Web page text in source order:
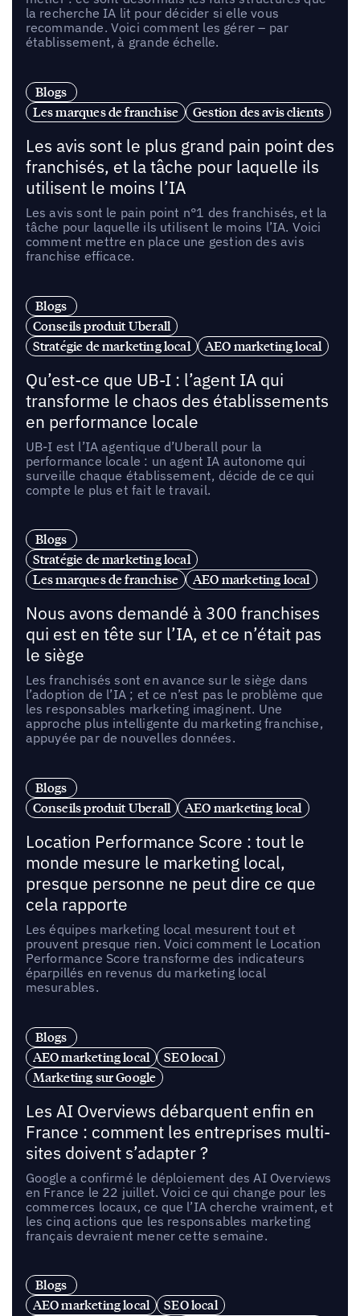
la recherche IA lit pour décider si elle vous
recommande. Voici comment les gérer – par
établissement, à grande échelle.
Blogs
Les marques de franchise
Gestion des avis clients
Les avis sont le plus grand pain point des
franchisés, et la tâche pour laquelle ils
utilisent le moins l’IA
Les avis sont le pain point n°1 des franchisés, et la
tâche pour laquelle ils utilisent le moins l’IA. Voici
comment mettre en place une gestion des avis
franchise efficace.
Blogs
Conseils produit Uberall
Stratégie de marketing local
AEO marketing local
Qu’est-ce que UB-I : l’agent IA qui
transforme le chaos des établissements
en performance locale
UB-I est l’IA agentique d’Uberall pour la
performance locale : un agent IA autonome qui
surveille chaque établissement, décide de ce qui
compte le plus et fait le travail.
Blogs
Stratégie de marketing local
Les marques de franchise
AEO marketing local
Nous avons demandé à 300 franchises
qui est en tête sur l’IA, et ce n’était pas
le siège
Les franchisés sont en avance sur le siège dans
l’adoption de l’IA ; et ce n’est pas le problème que
les responsables marketing imaginent. Une
approche plus intelligente du marketing franchise,
appuyée par de nouvelles données.
Blogs
Conseils produit Uberall
AEO marketing local
Location Performance Score : tout le
monde mesure le marketing local,
presque personne ne peut dire ce que
cela rapporte
Les équipes marketing local mesurent tout et
prouvent presque rien. Voici comment le Location
Performance Score transforme des indicateurs
éparpillés en revenus du marketing local
mesurables.
Blogs
AEO marketing local
SEO local
Marketing sur Google
Les AI Overviews débarquent enfin en
France : comment les entreprises multi-
sites doivent s’adapter ?
Google a confirmé le déploiement des AI Overviews
en France le 22 juillet. Voici ce qui change pour les
commerces locaux, ce que l’IA cherche vraiment, et
les cinq actions que les responsables marketing
français devraient mener cette semaine.
Blogs
AEO marketing local
SEO local